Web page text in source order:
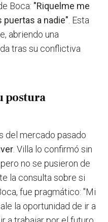
Boca: "Riquelme me
puertas a nadie" . Esta
abriendo una
tras su conflictiva
postura
del mercado pasado
. Villa lo confirmó sin
no se pusieron de
la consulta sobre si
fue pragmático: "Mi
la oportunidad de ir a